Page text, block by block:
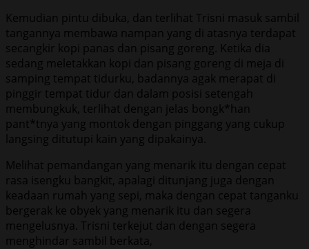
Kemudian pintu dibuka, dan terlihat Trisni masuk sambil
tangannya membawa nampan yang di atasnya terdapat
secangkir kopi panas dan pisang goreng. Ketika dia
sedang meletakkan kopi dan pisang goreng di meja di
samping tempat tidurku, badannya agak merapat di
pinggir tempat tidur dan dalam posisi setengah
membungkuk, terlihat dengan jelas bongk*han
pant*tnya yang montok dengan pinggang yang cukup
langsing ditutupi kain yang dipakainya.
Melihat pemandangan yang menarik itu dengan cepat
rasa isengku bangkit, apalagi ditunjang juga dengan
keadaan rumah yang sepi, maka dengan cepat tanganku
bergerak ke obyek yang menarik itu dan segera
mengelusnya. Trisni terkejut dan dengan segera
menghindar sambil berkata,